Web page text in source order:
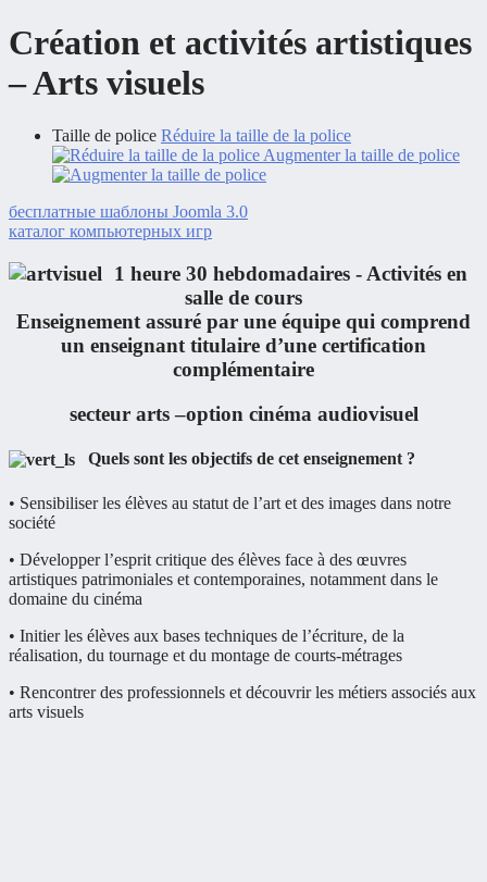
Création et activités artistiques
– Arts visuels
Taille de police Réduire la taille de la police
Augmenter la taille de police
бесплатные шаблоны Joomla 3.0
каталог компьютерных игр
1 heure 30 hebdomadaires - Activités en
salle de cours
Enseignement assuré par une équipe qui comprend
un enseignant titulaire d’une certification
complémentaire
secteur arts –option cinéma audiovisuel
Quels sont les objectifs de cet enseignement ?
• Sensibiliser les élèves au statut de l’art et des images dans notre
société
• Développer l’esprit critique des élèves face à des œuvres
artistiques patrimoniales et contemporaines, notamment dans le
domaine du cinéma
• Initier les élèves aux bases techniques de l’écriture, de la
réalisation, du tournage et du montage de courts-métrages
• Rencontrer des professionnels et découvrir les métiers associés aux
arts visuels